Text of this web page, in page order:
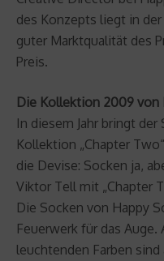
des Konzepts liegt in
guter Marktqualität des
Preis.
Die Kollektion 2009 von
In diesem Jahr bringt
Kollektion „Chapter
die Devise: Socken ja,
Viktor Tell mit „Chapter
Die Socken von Happy
Feuerwerk für das
leuchtenden Farben